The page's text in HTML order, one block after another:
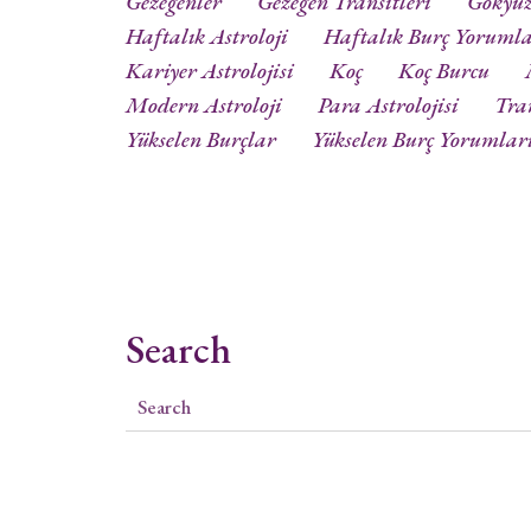
Haftalık Astroloji
Haftalık Burç
Kariyer Astrolojisi
Koç Koç Burcu
Modern Astroloji
Para Astrolojisi
Yükselen Burçlar
Yükselen Burç
Search